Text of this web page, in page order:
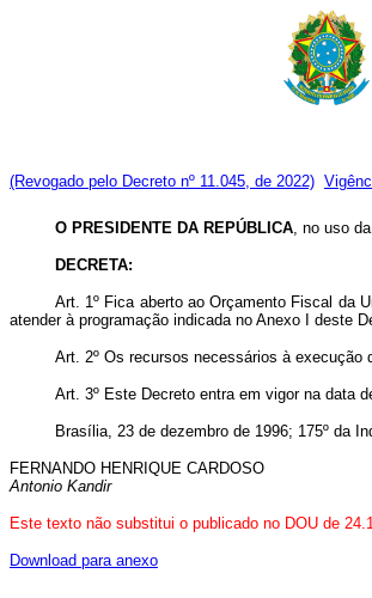
(Revogado pelo Decreto nº 11.045, de 2022)
O PRESIDENTE DA REPÚBLICA, no uso
DECRETA:
Art. 1º Fica aberto ao Orçamento Fiscal da
atender à programação indicada no Anexo I deste
Art. 2º Os recursos necessários à execução
Art. 3º Este Decreto entra em vigor na data
Brasília, 23 de dezembro de 1996; 175º da
FERNANDO HENRIQUE CARDOSO
Antonio Kandir
Este texto não substitui o publicado no DOU de
Download para anexo